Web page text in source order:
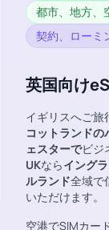
都市、地方、
契約、ローミ
英国向け
イギリスへご旅
コットランド
ェスターでビジ
UKならイング
ルランド全域で
いただけます。
空港でSIMカー